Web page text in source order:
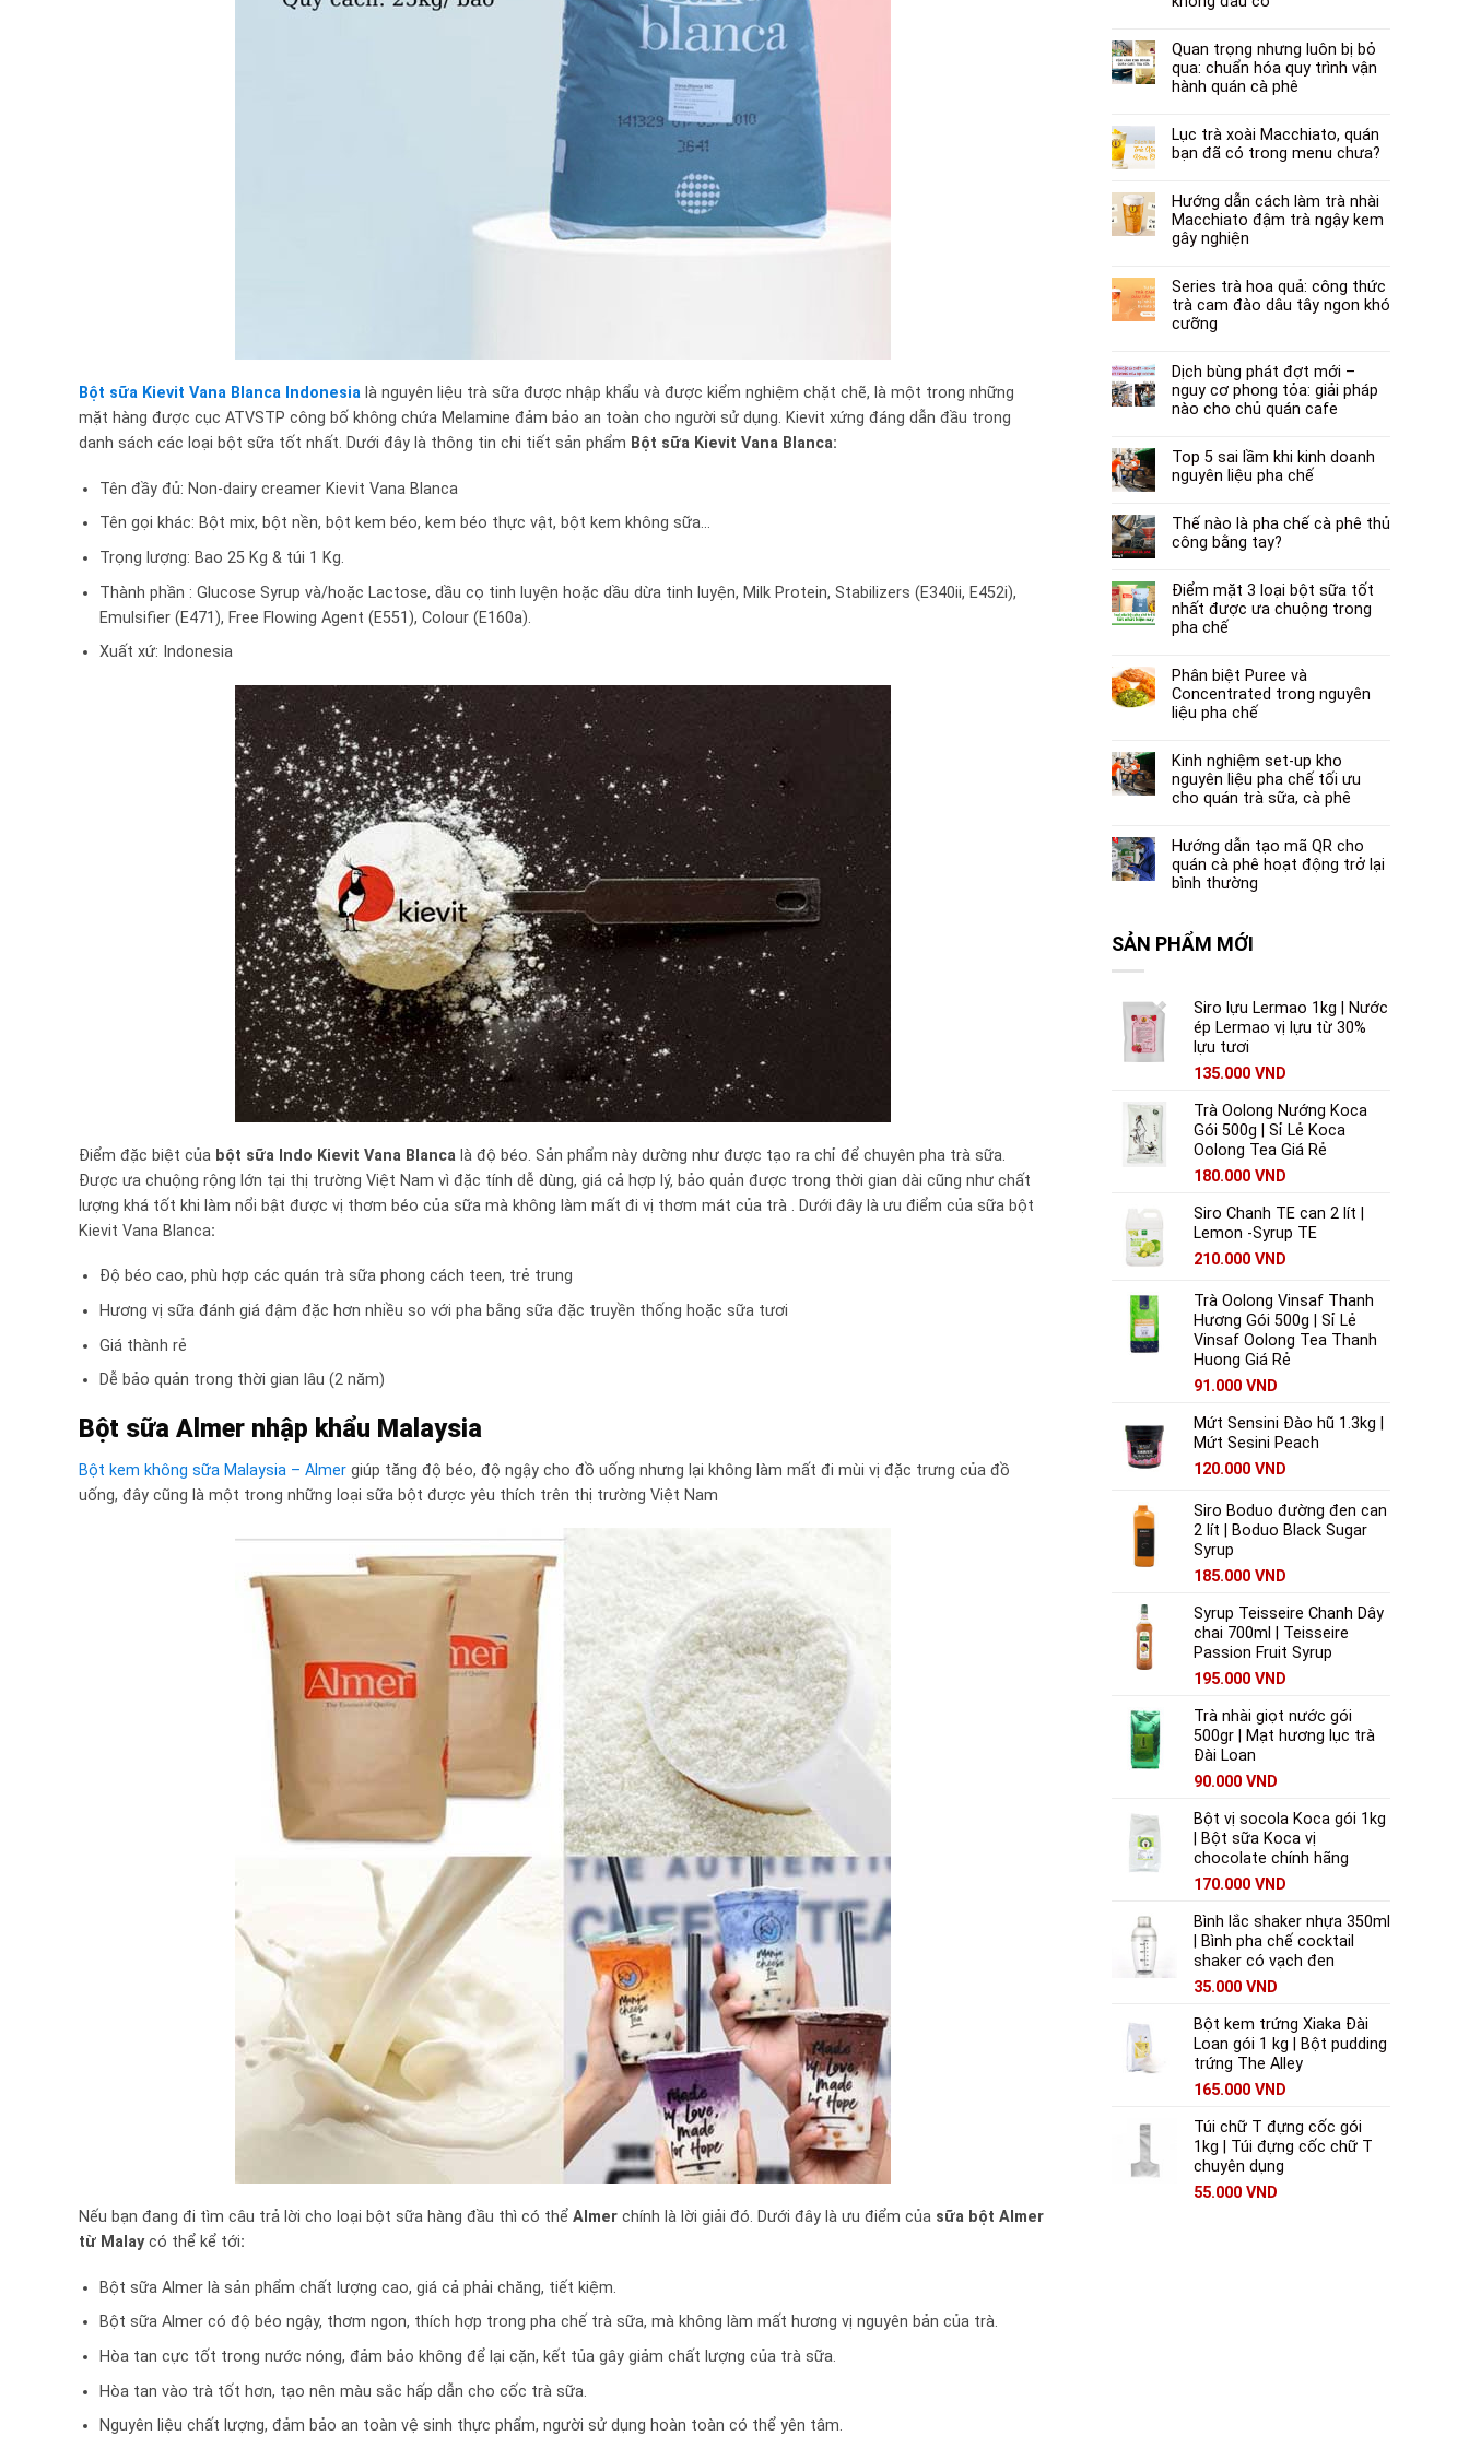
Bột sữa Kievit Vana Blanca Indonesia là nguyên liệu trà sữa được nhập khẩu và được kiểm nghiệm chặt chẽ, là một trong những
mặt hàng được cục ATVSTP công bố không chứa Melamine đảm bảo an toàn cho người sử dụng. Kievit xứng đáng dẫn đầu trong
danh sách các loại bột sữa tốt nhất. Dưới đây là thông tin chi tiết sản phẩm Bột sữa Kievit Vana Blanca:
Tên đầy đủ: Non-dairy creamer Kievit Vana Blanca
Tên gọi khác: Bột mix, bột nền, bột kem béo, kem béo thực vật, bột kem không sữa…
Trọng lượng: Bao 25 Kg & túi 1 Kg.
Thành phần : Glucose Syrup và/hoặc Lactose, dầu cọ tinh luyện hoặc dầu dừa tinh luyện, Milk Protein, Stabilizers (E340ii, E452i),
Emulsifier (E471), Free Flowing Agent (E551), Colour (E160a).
Xuất xứ: Indonesia
Điểm đặc biệt của bột sữa Indo Kievit Vana Blanca là độ béo. Sản phẩm này dường như được tạo ra chỉ để chuyên pha trà sữa.
Được ưa chuộng rộng lớn tại thị trường Việt Nam vì đặc tính dễ dùng, giá cả hợp lý, bảo quản được trong thời gian dài cũng như chất
lượng khá tốt khi làm nổi bật được vị thơm béo của sữa mà không làm mất đi vị thơm mát của trà . Dưới đây là ưu điểm của sữa bột
Kievit Vana Blanca:
Độ béo cao, phù hợp các quán trà sữa phong cách teen, trẻ trung
Hương vị sữa đánh giá đậm đặc hơn nhiều so với pha bằng sữa đặc truyền thống hoặc sữa tươi
Giá thành rẻ
Dễ bảo quản trong thời gian lâu (2 năm)
Bột sữa Almer nhập khẩu Malaysia
Bột kem không sữa Malaysia – Almer giúp tăng độ béo, độ ngậy cho đồ uống nhưng lại không làm mất đi mùi vị đặc trưng của đồ
uống, đây cũng là một trong những loại sữa bột được yêu thích trên thị trường Việt Nam
Nếu bạn đang đi tìm câu trả lời cho loại bột sữa hàng đầu thì có thể Almer chính là lời giải đó. Dưới đây là ưu điểm của sữa bột Almer
từ Malaycó thể kể tới:
Bột sữa Almer là sản phẩm chất lượng cao, giá cả phải chăng, tiết kiệm.
Bột sữa Almer có độ béo ngậy, thơm ngon, thích hợp trong pha chế trà sữa, mà không làm mất hương vị nguyên bản của trà.
Hòa tan cực tốt trong nước nóng, đảm bảo không để lại cặn, kết tủa gây giảm chất lượng của trà sữa.
Hòa tan vào trà tốt hơn, tạo nên màu sắc hấp dẫn cho cốc trà sữa.
Nguyên liệu chất lượng, đảm bảo an toàn vệ sinh thực phẩm, người sử dụng hoàn toàn có thể yên tâm.
Quan trọng nhưng luôn bị bỏ
qua: chuẩn hóa quy trình vận
hành quán cà phê
Lục trà xoài Macchiato, quán
bạn đã có trong menu chưa?
Hướng dẫn cách làm trà nhài
Macchiato đậm trà ngậy kem
gây nghiện
Series trà hoa quả: công thức
trà cam đào dâu tây ngon khó
cưỡng
Dịch bùng phát đợt mới –
nguy cơ phong tỏa: giải pháp
nào cho chủ quán cafe
Top 5 sai lầm khi kinh doanh
nguyên liệu pha chế
Thế nào là pha chế cà phê thủ
công bằng tay?
Điểm mặt 3 loại bột sữa tốt
nhất được ưa chuộng trong
pha chế
Phân biệt Puree và
Concentrated trong nguyên
liệu pha chế
Kinh nghiệm set-up kho
nguyên liệu pha chế tối ưu
cho quán trà sữa, cà phê
Hướng dẫn tạo mã QR cho
quán cà phê hoạt động trở lại
bình thường
SẢN PHẨM MỚI
Siro lựu Lermao 1kg | Nước
ép Lermao vị lựu từ 30%
lựu tươi
135.000 VND
Trà Oolong Nướng Koca
Gói 500g | Sỉ Lẻ Koca
Oolong Tea Giá Rẻ
180.000 VND
Siro Chanh TE can 2 lít |
Lemon -Syrup TE
210.000 VND
Trà Oolong Vinsaf Thanh
Hương Gói 500g | Sỉ Lẻ
Vinsaf Oolong Tea Thanh
Huong Giá Rẻ
91.000 VND
Mứt Sensini Đào hũ 1.3kg |
Mứt Sesini Peach
120.000 VND
Siro Boduo đường đen can
2 lít | Boduo Black Sugar
Syrup
185.000 VND
Syrup Teisseire Chanh Dây
chai 700ml | Teisseire
Passion Fruit Syrup
195.000 VND
Trà nhài giọt nước gói
500gr | Mạt hương lục trà
Đài Loan
90.000 VND
Bột vị socola Koca gói 1kg
| Bột sữa Koca vị
chocolate chính hãng
170.000 VND
Bình lắc shaker nhựa 350ml
| Bình pha chế cocktail
shaker có vạch đen
35.000 VND
Bột kem trứng Xiaka Đài
Loan gói 1 kg | Bột pudding
trứng The Alley
165.000 VND
Túi chữ T đựng cốc gói
1kg | Túi đựng cốc chữ T
chuyên dụng
55.000 VND